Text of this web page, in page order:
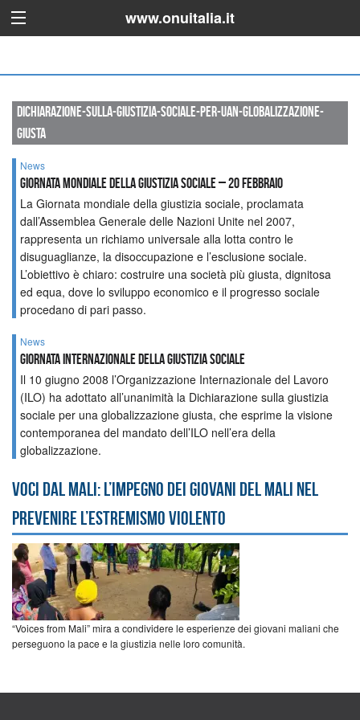
www.onuitalia.it
dichiarazione-sulla-giustizia-sociale-per-uan-globalizzazione-
giusta
News
Giornata mondiale della giustizia sociale – 20 febbraio
La Giornata mondiale della giustizia sociale, proclamata
dall’Assemblea Generale delle Nazioni Unite nel 2007,
rappresenta un richiamo universale alla lotta contro le
disuguaglianze, la disoccupazione e l’esclusione sociale.
L’obiettivo è chiaro: costruire una società più giusta, dignitosa
ed equa, dove lo sviluppo economico e il progresso sociale
procedano di pari passo.
News
Giornata Internazionale della Giustizia Sociale
Il 10 giugno 2008 l’Organizzazione Internazionale del Lavoro
(ILO) ha adottato all’unanimità la Dichiarazione sulla giustizia
sociale per una globalizzazione giusta, che esprime la visione
contemporanea del mandato dell’ILO nell’era della
globalizzazione.
Voci dal Mali: l’impegno dei giovani del Mali nel
prevenire l’estremismo violento
“Voices from Mali” mira a condividere le esperienze dei giovani maliani che
perseguono la pace e la giustizia nelle loro comunità.